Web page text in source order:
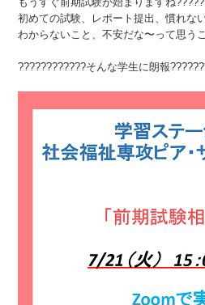
初めての試験、レポート提出、慣れな
わからないこと、不安だな〜って思う
????????????そんな学生に朗報